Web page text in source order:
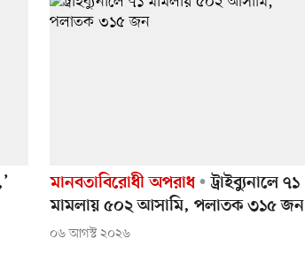
মানবতাবিরোধী অপরাধ
ট্রাইব্যুনালে ৭১
মামলায় ৫০২ আসামি, পলাতক ৩১৫ জন
০৬ আগস্ট ২০২৬